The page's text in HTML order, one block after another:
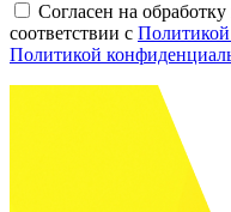
Согласен на
соответствии с
Политикой